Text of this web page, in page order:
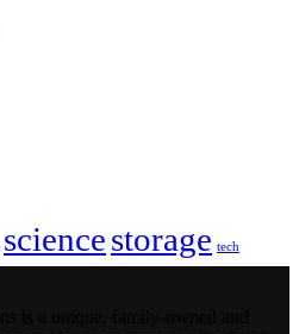
sciencestorage tech